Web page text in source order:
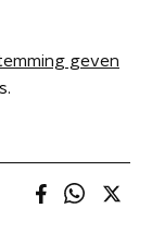
geven